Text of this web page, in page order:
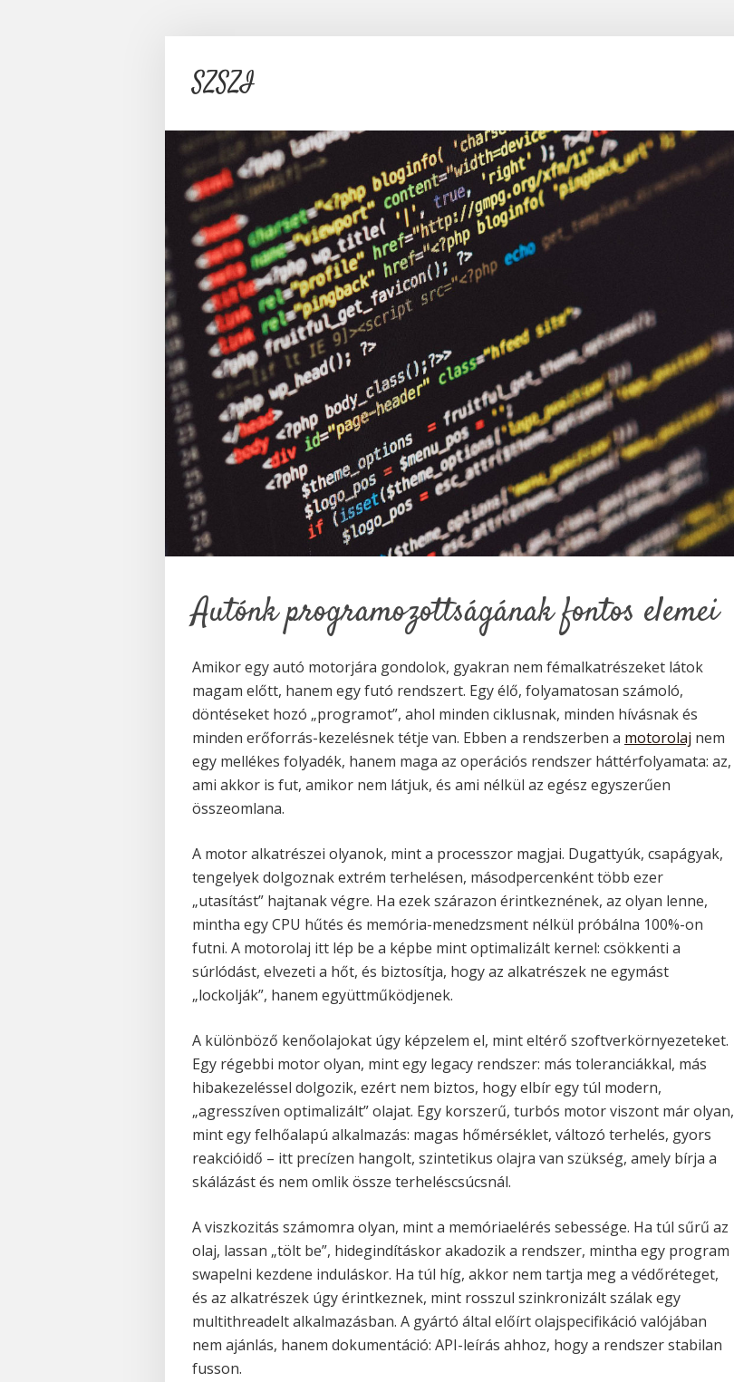
SZSZI
Autónk programozottságának fontos elemei
Amikor egy autó motorjára gondolok, gyakran nem fémalkatrészeket látok
magam előtt, hanem egy futó rendszert. Egy élő, folyamatosan számoló,
döntéseket hozó „programot”, ahol minden ciklusnak, minden hívásnak és
minden erőforrás-kezelésnek tétje van. Ebben a rendszerben a motorolaj nem
egy mellékes folyadék, hanem maga az operációs rendszer háttérfolyamata: az,
ami akkor is fut, amikor nem látjuk, és ami nélkül az egész egyszerűen
összeomlana.
A motor alkatrészei olyanok, mint a processzor magjai. Dugattyúk, csapágyak,
tengelyek dolgoznak extrém terhelésen, másodpercenként több ezer
„utasítást” hajtanak végre. Ha ezek szárazon érintkeznének, az olyan lenne,
mintha egy CPU hűtés és memória-menedzsment nélkül próbálna 100%-on
futni. A motorolaj itt lép be a képbe mint optimalizált kernel: csökkenti a
súrlódást, elvezeti a hőt, és biztosítja, hogy az alkatrészek ne egymást
„lockolják”, hanem együttműködjenek.
A különböző kenőolajokat úgy képzelem el, mint eltérő szoftverkörnyezeteket.
Egy régebbi motor olyan, mint egy legacy rendszer: más toleranciákkal, más
hibakezeléssel dolgozik, ezért nem biztos, hogy elbír egy túl modern,
„agresszíven optimalizált” olajat. Egy korszerű, turbós motor viszont már olyan,
mint egy felhőalapú alkalmazás: magas hőmérséklet, változó terhelés, gyors
reakcióidő – itt precízen hangolt, szintetikus olajra van szükség, amely bírja a
skálázást és nem omlik össze terheléscsúcsnál.
A viszkozitás számomra olyan, mint a memóriaelérés sebessége. Ha túl sűrű az
olaj, lassan „tölt be”, hidegindításkor akadozik a rendszer, mintha egy program
swapelni kezdene induláskor. Ha túl híg, akkor nem tartja meg a védőréteget,
és az alkatrészek úgy érintkeznek, mint rosszul szinkronizált szálak egy
multithreadelt alkalmazásban. A gyártó által előírt olajspecifikáció valójában
nem ajánlás, hanem dokumentáció: API-leírás ahhoz, hogy a rendszer stabilan
fusson.